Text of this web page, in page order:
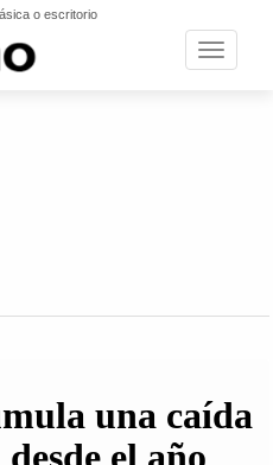
o escritorio
Toggle
una caída